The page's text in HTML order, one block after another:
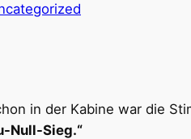
in der Kabine war die
Null-Sieg.“